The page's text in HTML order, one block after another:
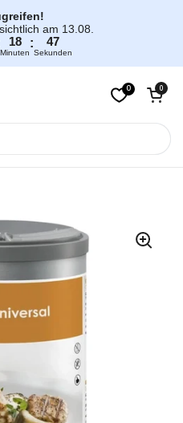
am 13.08.
18
Minuten
: 46
Sekunden
0Warenkorb
0